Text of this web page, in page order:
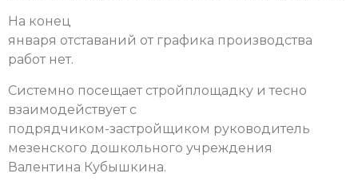
На конец
января отставаний от графика производства
работ нет.
Системно посещает стройплощадку и тесно
взаимодействует с
подрядчиком-застройщиком руководитель
мезенского дошкольного учреждения
Валентина Кубышкина.